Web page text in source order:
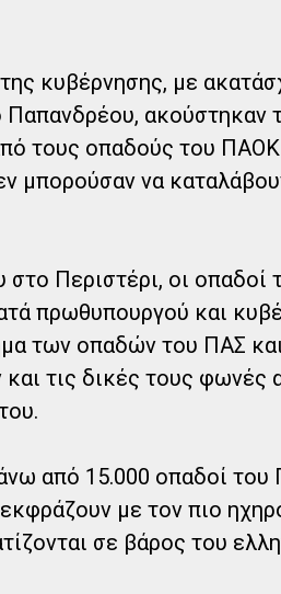
κυβέρνησης, με
ακούστηκαν
τους οπαδούς του
μπορούσαν να
Περιστέρι, οι οπαδοί
πρωθυπουργού και
των οπαδών του ΠΑΣ
τις δικές τους φωνές
από 15.000 οπαδοί
με τον πιο
σε βάρος του